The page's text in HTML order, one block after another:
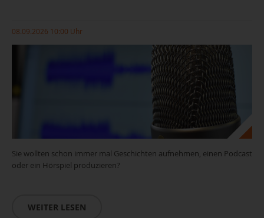
08.09.2026 10:00 Uhr
Sie wollten schon immer mal Geschichten aufnehmen, einen Podcast
oder ein Hörspiel produzieren?
WEITER LESEN